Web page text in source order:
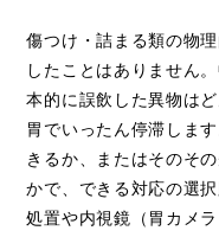
傷つけ・詰まる類の物
したことはありません
本的に誤飲した異物は
胃でいったん停滞しま
きるか、またはそのそ
かで、できる対応の選
処置や内視鏡（胃カメ